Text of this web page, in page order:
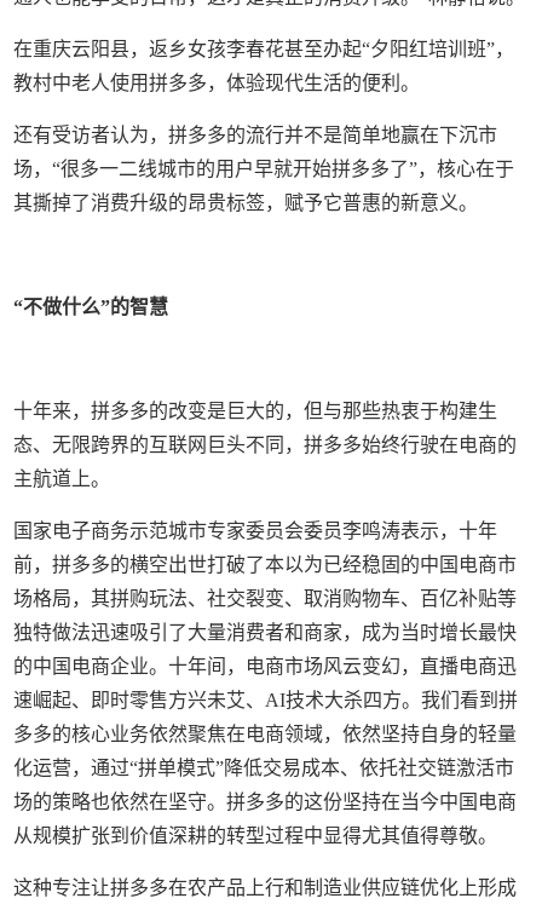
在重庆云阳县，返乡女孩李春花甚至办起“夕阳红培训班”，
教村中老人使用拼多多，体验现代生活的便利。
还有受访者认为，拼多多的流行并不是简单地赢在下沉市
场，“很多一二线城市的用户早就开始拼多多了”，核心在于
其撕掉了消费升级的昂贵标签，赋予它普惠的新意义。
“不做什么”的智慧
十年来，拼多多的改变是巨大的，但与那些热衷于构建生
态、无限跨界的互联网巨头不同，拼多多始终行驶在电商的
主航道上。
国家电子商务示范城市专家委员会委员李鸣涛表示，十年
前，拼多多的横空出世打破了本以为已经稳固的中国电商市
场格局，其拼购玩法、社交裂变、取消购物车、百亿补贴等
独特做法迅速吸引了大量消费者和商家，成为当时增长最快
的中国电商企业。十年间，电商市场风云变幻，直播电商迅
速崛起、即时零售方兴未艾、AI技术大杀四方。我们看到拼
多多的核心业务依然聚焦在电商领域，依然坚持自身的轻量
化运营，通过“拼单模式”降低交易成本、依托社交链激活市
场的策略也依然在坚守。拼多多的这份坚持在当今中国电商
从规模扩张到价值深耕的转型过程中显得尤其值得尊敬。
这种专注让拼多多在农产品上行和制造业供应链优化上形成